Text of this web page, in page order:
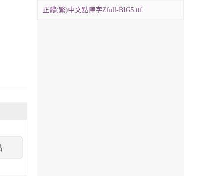
正體(繁)中文點陣字Zfull-BIG5.ttf